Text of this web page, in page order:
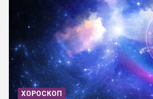
ХОРОСКОП